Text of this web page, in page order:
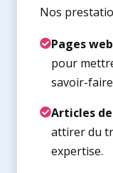
Nos
Pages
pour
savoir-
Articles
attirer du
expertise.